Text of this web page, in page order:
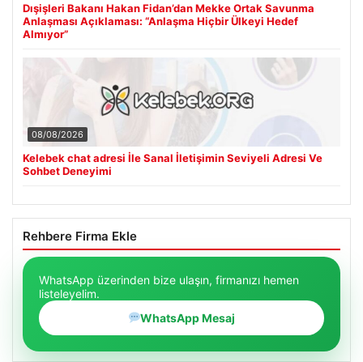
Dışişleri Bakanı Hakan Fidan’dan Mekke Ortak Savunma
Anlaşması Açıklaması: “Anlaşma Hiçbir Ülkeyi Hedef
Almıyor”
08/08/2026
Kelebek chat adresi İle Sanal İletişimin Seviyeli Adresi Ve
Sohbet Deneyimi
Rehbere Firma Ekle
WhatsApp üzerinden bize ulaşın, firmanızı hemen
listeleyelim.
WhatsApp Mesaj